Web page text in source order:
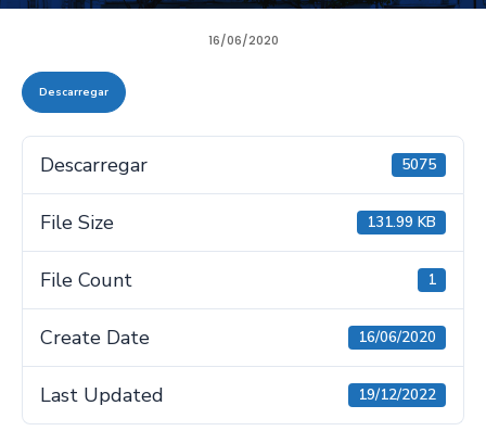
16/06/2020
Descarregar
Descarregar 5075
File Size 131.99 KB
File Count 1
Create Date 16/06/2020
Last Updated 19/12/2022